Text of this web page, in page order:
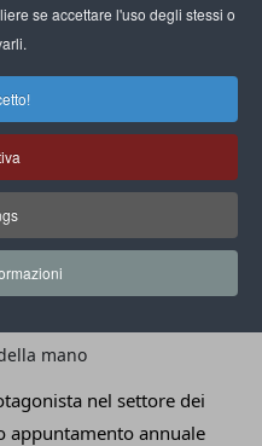
se accettare l'uso degli stessi o
nel settore dei
appuntamento annuale
mano